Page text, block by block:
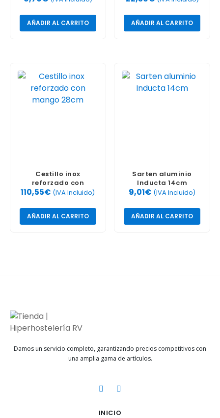
AÑADIR AL CARRITO AÑADIR AL CARRITO
Cestillo inox
reforzado con
mango 28cm
110,55€ (IVA Incluido)
AÑADIR AL CARRITO
Sarten aluminio
Inducta 14cm
9,01€ (IVA Incluido)
AÑADIR AL CARRITO
Damos un servicio completo, garantizando precios competitivos con
una amplia gama de artículos.
INICIO